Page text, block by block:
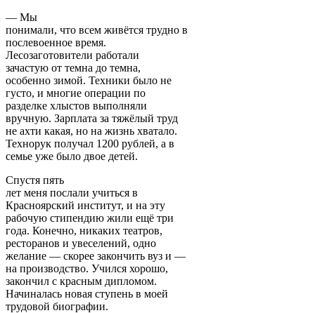
— Мы
понимали, что всем живётся трудно в
послевоенное время.
Лесозаготовители работали
зачастую от темна до темна,
особенно зимой. Техники было не
густо, и многие операции по
разделке хлыстов выполняли
вручную. Зарплата за тяжёлый труд
не ахти какая, но на жизнь хватало.
Технорук получал 1200 рублей, а в
семье уже было двое детей.
Спустя пять
лет меня послали учиться в
Красноярский институт, и на эту
рабочую стипендию жили ещё три
года. Конечно, никаких театров,
ресторанов и увеселений, одно
желание — скорее закончить вуз и —
на производство. Учился хорошо,
закончил с красным дипломом.
Начиналась новая ступень в моей
трудовой биографии.